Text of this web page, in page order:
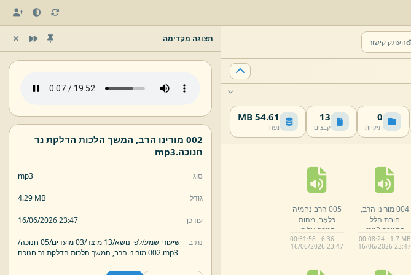
העתק קישור
0
תיקיות
13
קבצים
54.61 MB
נפח
004 מורינו הרב,
חובת הַלל
בחנוכה. mp3
00:08:24 · 1.7 MB
16/06/2026 23:47
005 הרב נחמיה
כִּלְאָב, מהות
חנוכה על פי
מאמרי חַזַל.mp3
00:31:58 · 6.36 MB
16/06/2026 23:47
תצוגה מקדימה
002 מורינו הרב,
המשך הלכות הדלקת נר
חנוכה.mp3
סוג mp3
גודל 4.29 MB
עודכן 16/06/2026 23:47
נתיב שיעורי שמע/לפי נושא/13 מיצד/ 03 מועדים/
05 חנוכה/
002 מורינו הרב,המשך הלכות הדלקת נר חנוכה.mp3